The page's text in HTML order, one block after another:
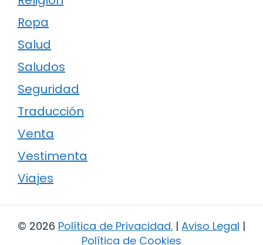
Ropa
Salud
Saludos
Seguridad
Traducción
Venta
Vestimenta
Viajes
© 2026 Política de Privacidad. | Aviso Legal |
Política de Cookies